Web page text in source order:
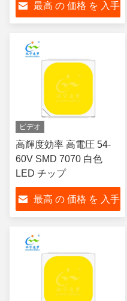
1000LM 2000LM 120°
ビューエンジェル
最高 の 価格 を 入手
ビデオ
高輝度効率 高電圧 54-
60V SMD 7070 白色
LED チップ
最高 の 価格 を 入手